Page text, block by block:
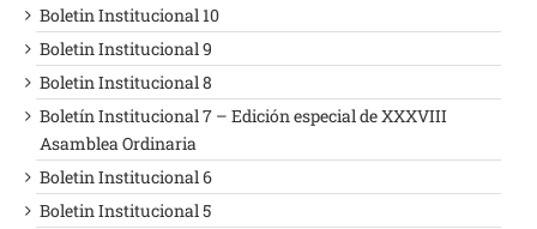
Boletin Institucional 10
Boletin Institucional 9
Boletin Institucional 8
Boletín Institucional 7 – Edición especial de XXXVIII
Asamblea Ordinaria
Boletin Institucional 6
Boletin Institucional 5